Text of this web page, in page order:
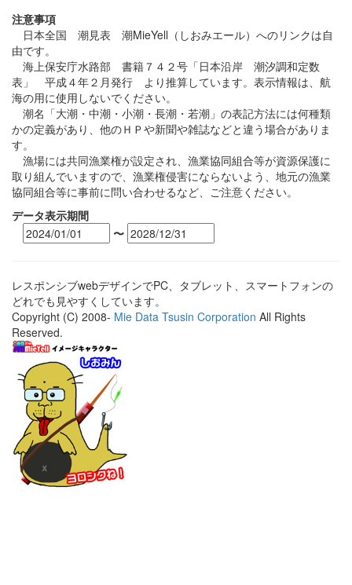
注意事項
日本全国 潮見表 潮MieYell（しおみエール）へのリンクは自
由です。
海上保安庁水路部 書籍７４２号「日本沿岸 潮汐調和定数
表」 平成４年２月発行 より推算しています。表示情報は、航
海の用に使用しないでください。
潮名「大潮・中潮・小潮・長潮・若潮」の表記方法には何種類
かの定義があり、他のＨＰや新聞や雑誌などと違う場合がありま
す。
漁場には共同漁業権が設定され、漁業協同組合等が資源保護に
取り組んでいますので、漁業権侵害にならないよう、地元の漁業
協同組合等に事前に問い合わせるなど、ご注意ください。
データ表示期間
〜
レスポンシブwebデザインでPC、タブレット、スマートフォンの
どれでも見やすくしています。
Copyright (C) 2008- Mie Data Tsusin Corporation All Rights
Reserved.